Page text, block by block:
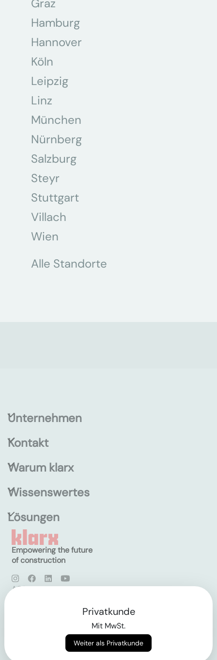
Graz
Hamburg
Hannover
Köln
Leipzig
Linz
München
Nürnberg
Salzburg
Steyr
Stuttgart
Villach
Wien
Alle Standorte
Unternehmen
Kontakt
Warum klarx
Wissenswertes
Lösungen
Empowering the future
of construction
AGB
Privatkunde
Mit MwSt.
Weiter als Privatkunde